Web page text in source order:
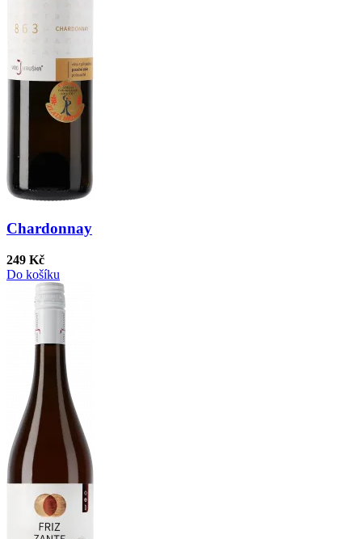
Chardonnay
249 Kč
Do košíku